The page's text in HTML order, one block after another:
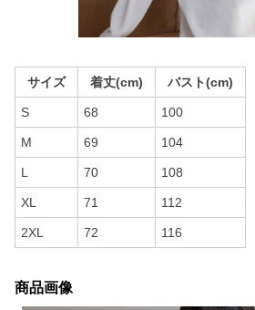
サイズ 着丈(cm) バスト(cm)
S 68 100
M 69 104
L 70 108
XL 71 112
2XL 72 116
商品画像